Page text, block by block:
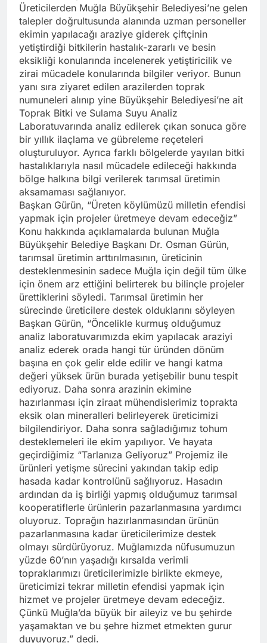
Üreticilerden Muğla Büyükşehir Belediyesi’ne gelen
talepler doğrultusunda alanında uzman personeller
ekimin yapılacağı araziye giderek çiftçinin
yetiştirdiği bitkilerin hastalık-zararlı ve besin
eksikliği konularında incelenerek yetiştiricilik ve
zirai mücadele konularında bilgiler veriyor. Bunun
yanı sıra ziyaret edilen arazilerden toprak
numuneleri alınıp yine Büyükşehir Belediyesi’ne ait
Toprak Bitki ve Sulama Suyu Analiz
Laboratuvarında analiz edilerek çıkan sonuca göre
bir yıllık ilaçlama ve gübreleme reçeteleri
oluşturuluyor. Ayrıca farklı bölgelerde yayılan bitki
hastalıklarıyla nasıl mücadele edileceği hakkında
bölge halkına bilgi verilerek tarımsal üretimin
aksamaması sağlanıyor.
Başkan Gürün, “Üreten köylümüzü milletin efendisi
yapmak için projeler üretmeye devam edeceğiz”
Konu hakkında açıklamalarda bulunan Muğla
Büyükşehir Belediye Başkanı Dr. Osman Gürün,
tarımsal üretimin arttırılmasının, üreticinin
desteklenmesinin sadece Muğla için değil tüm ülke
için önem arz ettiğini belirterek bu bilinçle projeler
ürettiklerini söyledi. Tarımsal üretimin her
sürecinde üreticilere destek olduklarını söyleyen
Başkan Gürün, “Öncelikle kurmuş olduğumuz
analiz laboratuvarımızda ekim yapılacak araziyi
analiz ederek orada hangi tür üründen dönüm
başına en çok gelir elde edilir ve hangi katma
değeri yüksek ürün burada yetişebilir bunu tespit
ediyoruz. Daha sonra arazinin ekimine
hazırlanması için ziraat mühendislerimiz toprakta
eksik olan mineralleri belirleyerek üreticimizi
bilgilendiriyor. Daha sonra sağladığımız tohum
desteklemeleri ile ekim yapılıyor. Ve hayata
geçirdiğimiz “Tarlanıza Geliyoruz” Projemiz ile
ürünleri yetişme sürecini yakından takip edip
hasada kadar kontrolünü sağlıyoruz. Hasadın
ardından da iş birliği yapmış olduğumuz tarımsal
kooperatiflerle ürünlerin pazarlanmasına yardımcı
oluyoruz. Toprağın hazırlanmasından ürünün
pazarlanmasına kadar üreticilerimize destek
olmayı sürdürüyoruz. Muğlamızda nüfusumuzun
yüzde 60’nın yaşadığı kırsalda verimli
topraklarımızı üreticilerimizle birlikte ekmeye,
üreticimizi tekrar milletin efendisi yapmak için
hizmet ve projeler üretmeye devam edeceğiz.
Çünkü Muğla’da büyük bir aileyiz ve bu şehirde
yaşamaktan ve bu şehre hizmet etmekten gurur
duyuyoruz.” dedi.